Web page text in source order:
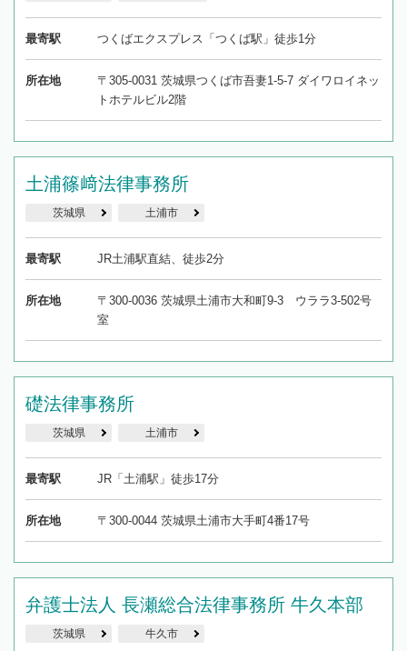
最寄駅 つくばエクスプレス「つくば駅」徒歩1分
所在地
〒305-0031 茨城県つくば市吾妻1-5-7 ダイワロイネッ
トホテルビル2階
土浦篠﨑法律事務所
茨城県 土浦市
最寄駅 JR土浦駅直結、徒歩2分
所在地
〒300-0036 茨城県土浦市大和町9-3 ウララ3-502号
室
礎法律事務所
茨城県 土浦市
最寄駅 JR「土浦駅」徒歩17分
所在地 〒300-0044 茨城県土浦市大手町4番17号
弁護士法人 長瀬総合法律事務所 牛久本部
茨城県 牛久市